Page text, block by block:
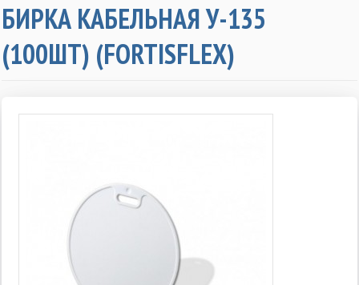
БИРКА КАБЕЛЬНАЯ У-135
(100ШТ) (FORTISFLEX)